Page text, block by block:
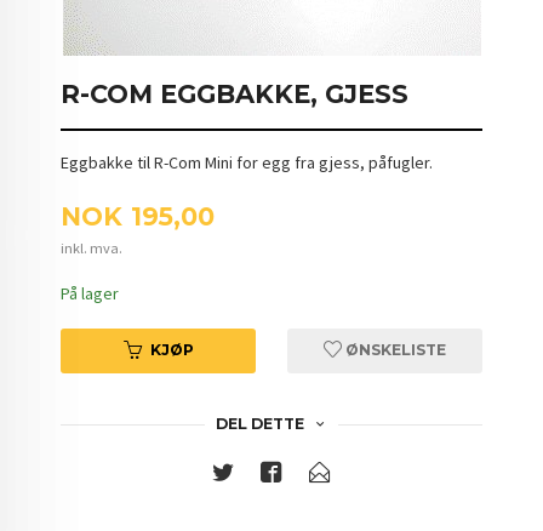
R-COM EGGBAKKE, GJESS
Eggbakke til R-Com Mini for egg fra gjess, påfugler.
Pris
NOK 195,00
inkl. mva.
På lager
KJØP ØNSKELISTE
DEL DETTE